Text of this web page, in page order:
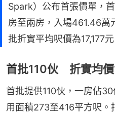
Spark）公布首張價單，
房至兩房，入場461.46萬
批折實平均呎價為17,177元
首批110伙 折實均價
首批提供110伙，一房佔
用面積273至416平方呎。